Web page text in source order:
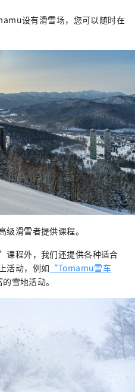
设有滑雪场，您可以随时在
滑雪者提供课程。
课程外，我们还提供各种适合
活动，例如 “Tomamu雪车
雪地活动。